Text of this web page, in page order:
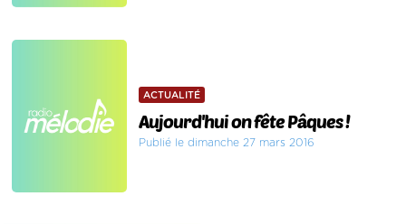
ACTUALITÉ
Aujourd'hui on fête Pâques !
Publié le dimanche 27 mars 2016